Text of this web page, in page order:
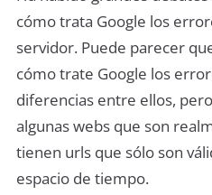
cómo trata Google los
servidor. Puede parecer
cómo trate Google los
diferencias entre ellos,
algunas webs que son
tienen urls que sólo son
espacio de tiempo.